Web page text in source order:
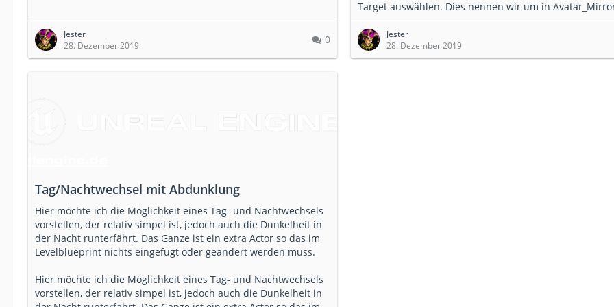
Jester
28. Dezember 2019
0
Target auswählen. Dies nennen wir um in
Jester
28. Dezember 2019
Tag/Nachtwechsel mit Abdunklung
Hier möchte ich die Möglichkeit eines Tag- und Nachtwechsels
vorstellen, der relativ simpel ist, jedoch auch die Dunkelheit in
der Nacht runterfährt. Das Ganze ist ein extra Actor so das im
Levelblueprint nichts eingefügt oder geändert werden muss.
Hier möchte ich die Möglichkeit eines Tag- und Nachtwechsels
vorstellen, der relativ simpel ist, jedoch auch die Dunkelheit in